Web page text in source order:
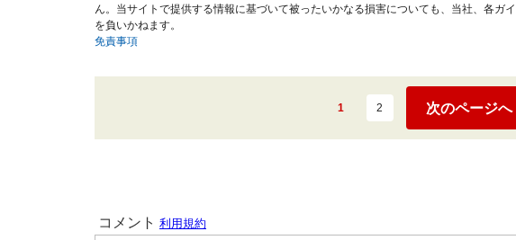
ん。当サイトで提供する情報に基づいて被ったいかなる損害についても、当社、各ガ
を負いかねます。
免責事項
1 2 次のページへ